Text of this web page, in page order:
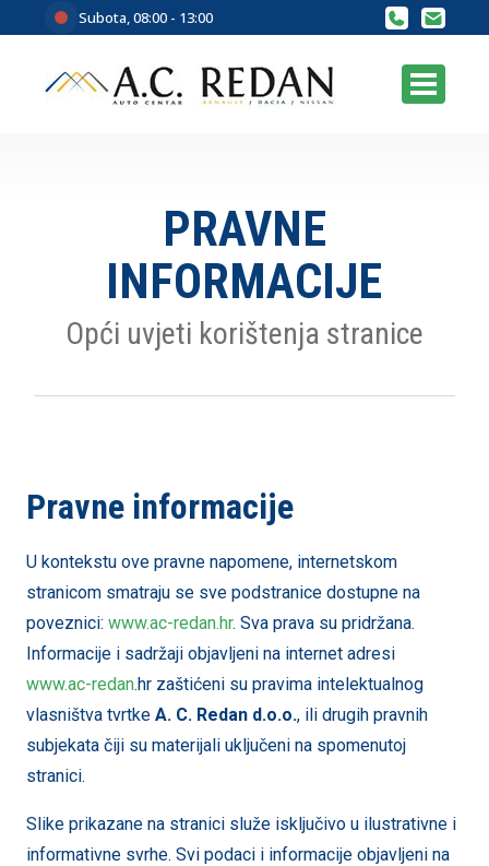
Subota, 08:00 - 13:00
PRAVNE
INFORMACIJE
Opći uvjeti korištenja stranice
Pravne informacije
U kontekstu ove pravne napomene, internetskom
stranicom smatraju se sve podstranice dostupne na
poveznici: www.ac-redan.hr. Sva prava su pridržana.
Informacije i sadržaji objavljeni na internet adresi
www.ac-redan.hr zaštićeni su pravima intelektualnog
vlasništva tvrtke A. C. Redan d.o.o., ili drugih pravnih
subjekata čiji su materijali uključeni na spomenutoj
stranici.
Slike prikazane na stranici služe isključivo u ilustrativne i
informativne svrhe. Svi podaci i informacije objavljeni na